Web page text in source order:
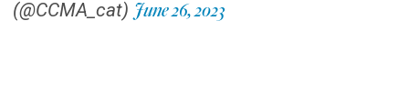
(@CCMA_cat) June 26, 2023